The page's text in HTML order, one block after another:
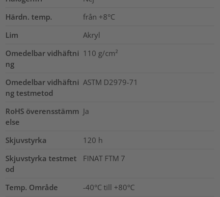
Härdn. temp.
från +8°C
Lim
Akryl
Omedelbar vidhäftni
ng
110 g/cm²
Omedelbar vidhäftni
ng testmetod
ASTM D2979-71
RoHS överensstämm
else
Ja
Skjuvstyrka 120 h
Skjuvstyrka testmet
od
FINAT FTM 7
Temp. Område
-40°C till +80°C